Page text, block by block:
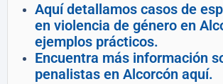
Aquí detallamos casos de
en violencia de género en
ejemplos prácticos.
Encuentra más información
penalistas en Alcorcón aquí.